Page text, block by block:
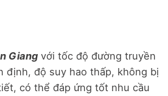
Giang với tốc độ đường truyền
định, độ suy hao thấp, không bị
có thể đáp ứng tốt nhu cầu